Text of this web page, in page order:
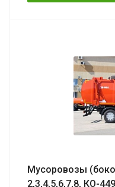
Мусоровозы
2,3,4,5,6,7,8, КО-